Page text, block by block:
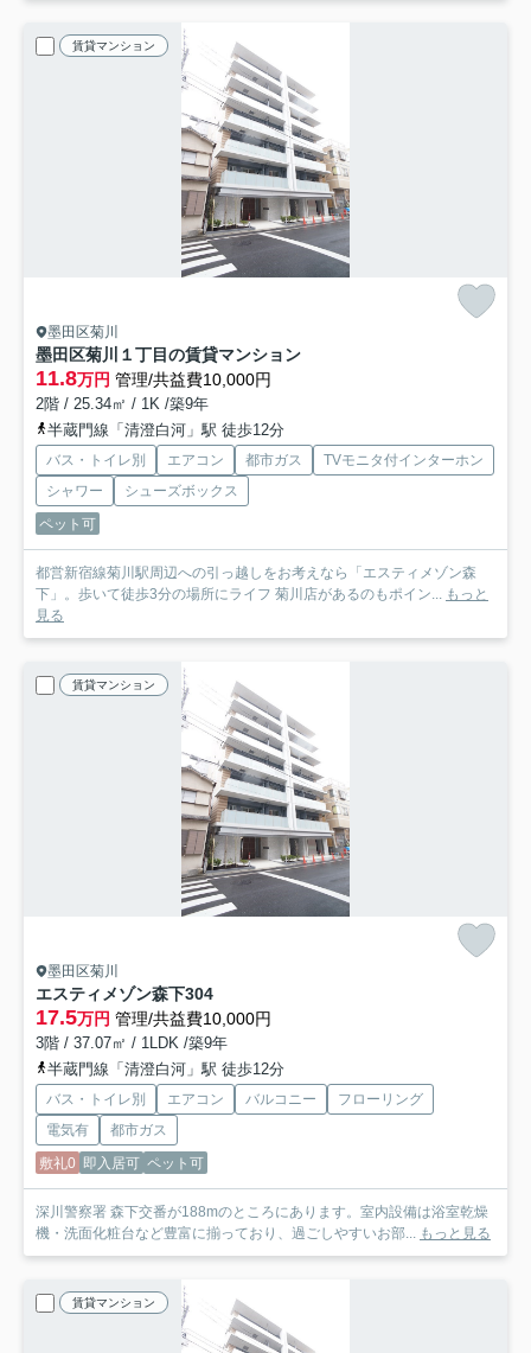
賃貸マンション
墨田区菊川
墨田区菊川１丁目の賃貸マンション
11.8万円 管理/共益費10,000円
2階 / 25.34㎡ / 1K /築9年
半蔵門線「清澄白河」駅 徒歩12分
バス・トイレ別 エアコン 都市ガス
TVモニタ付インターホン
シャワー
シューズボックス
ペット可
都営新宿線菊川駅周辺への引っ越しをお考えなら「エスティメゾン森
下」。歩いて徒歩3分の場所にライフ 菊川店があるのもポイン...
もっと
見る
賃貸マンション
墨田区菊川
エスティメゾン森下304
17.5万円 管理/共益費10,000円
3階 / 37.07㎡ / 1LDK /築9年
半蔵門線「清澄白河」駅 徒歩12分
バス・トイレ別 エアコン バルコニー
フローリング
電気有
都市ガス
敷礼0 即入居可 ペット可
深川警察署 森下交番が188mのところにあります。室内設備は浴室乾燥
機・洗面化粧台など豊富に揃っており、過ごしやすいお部...
もっと見る
賃貸マンション